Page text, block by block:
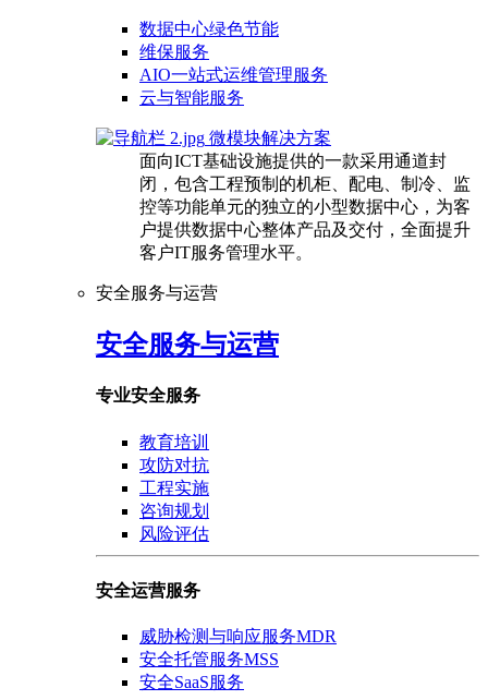
数据中心绿色节能
维保服务
AIO一站式运维管理服务
云与智能服务
微模块解决方案
面向ICT基础设施提供的一款采用通道封
闭，包含工程预制的机柜、配电、制冷、监
控等功能单元的独立的小型数据中心，为客
户提供数据中心整体产品及交付，全面提升
客户IT服务管理水平。
安全服务与运营
安全服务与运营
专业安全服务
教育培训
攻防对抗
工程实施
咨询规划
风险评估
安全运营服务
威胁检测与响应服务MDR
安全托管服务MSS
安全SaaS服务